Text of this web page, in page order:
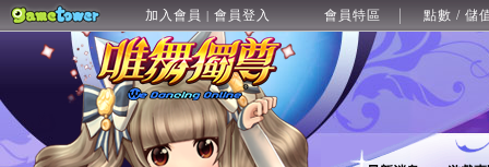
加入會員 | 會員登入 會員特區 點數 / 儲